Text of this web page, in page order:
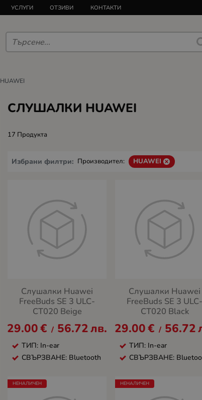
УСЛУГИ ОТЗИВИ КОНТАКТИ
HUAWEI
СЛУШАЛКИ HUAWEI
17 Продукта
Избрани филтри: Производител: HUAWEI
Слушалки Huawei
FreeBuds SE 3 ULC-
CT020 Beige
29.00€ / 56.72лв.
ТИП: In-ear
СВЪРЗВАНЕ: Bluetooth
Слушалки Huawei
FreeBuds SE 3 ULC-
CT020 Black
29.00€ / 56.72
ТИП: In-ear
СВЪРЗВАНЕ:
НЕНАЛИЧЕН НЕНАЛИЧЕН